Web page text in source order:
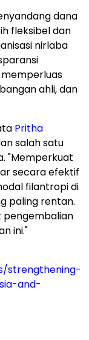
dana
fleksibel dan
nirlaba
ahli, dan
Pritha
salah satu
"Memperkuat
secara efektif
filantropi di
paling rentan.
pengembalian
ini."
strengthening-
and-